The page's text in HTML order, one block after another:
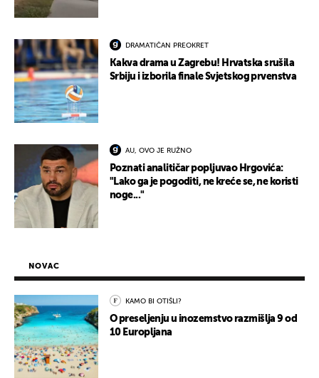
DRAMATIČAN PREOKRET
Kakva drama u Zagrebu! Hrvatska srušila
Srbiju i izborila finale Svjetskog prvenstva
AU, OVO JE RUŽNO
Poznati analitičar popljuvao Hrgovića:
"Lako ga je pogoditi, ne kreće se, ne koristi
noge..."
NOVAC
KAMO BI OTIŠLI?
O preseljenju u inozemstvo razmišlja 9 od
10 Europljana